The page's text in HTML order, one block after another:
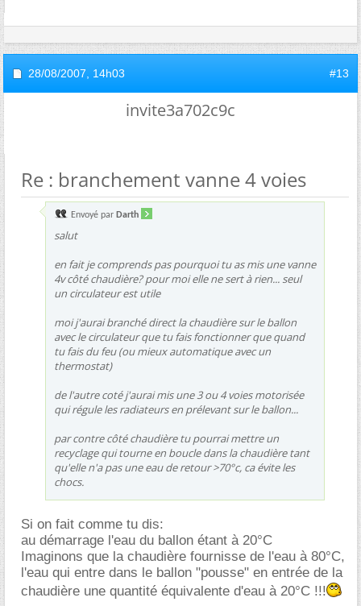
28/08/2007, 14h03 #13
invite3a702c9c
Re : branchement vanne 4 voies
Envoyé par Darth
salut
en fait je comprends pas pourquoi tu as mis une vanne
4v côté chaudière? pour moi elle ne sert à rien... seul
un circulateur est utile
moi j'aurai branché direct la chaudière sur le ballon
avec le circulateur que tu fais fonctionner que quand
tu fais du feu (ou mieux automatique avec un
thermostat)
de l'autre coté j'aurai mis une 3 ou 4 voies motorisée
qui régule les radiateurs en prélevant sur le ballon...
par contre côté chaudière tu pourrai mettre un
recyclage qui tourne en boucle dans la chaudière tant
qu'elle n'a pas une eau de retour >70°c, ca évite les
chocs.
Si on fait comme tu dis:
au démarrage l'eau du ballon étant à 20°C
Imaginons que la chaudière fournisse de l'eau à 80°C,
l'eau qui entre dans le ballon "pousse" en entrée de la
chaudière une quantité équivalente d'eau à 20°C !!!